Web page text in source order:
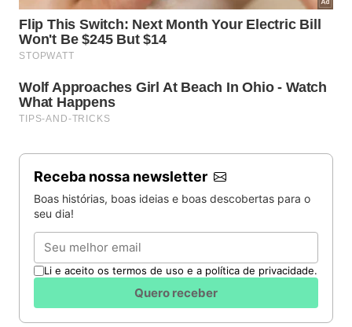
Receba nossa newsletter
Boas histórias, boas ideias e boas descobertas para o
seu dia!
Email
Li e aceito os termos de uso e a política de privacidade.
Quero receber